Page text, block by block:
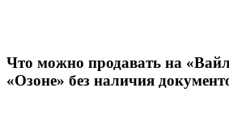
Что можно продавать на
«Озоне» без наличия